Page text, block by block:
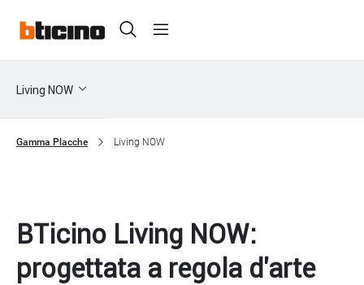
to
main
content
Header
Primary
menu
Sottomenu
Living
NOW
Living NOW
Gamma Placche Living NOW
BTicino Living NOW:
progettata a regola d'arte